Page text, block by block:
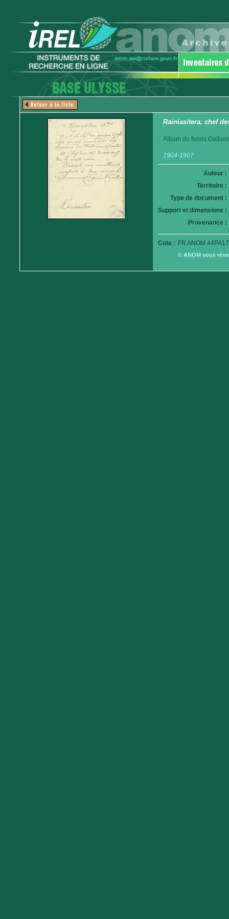
Rainiasitera, chef
Album du fonds
1904-1907
Auteur :
Territoire :
Type de document :
Support et dimensions :
Provenance :
Cote : FR ANOM
© ANOM sous